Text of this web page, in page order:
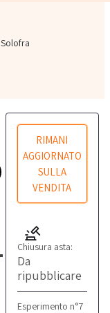
Solofra
RIMANI
AGGIORNATO
SULLA
VENDITA
Chiusura asta:
Da
ripubblicare
Esperimento n°7